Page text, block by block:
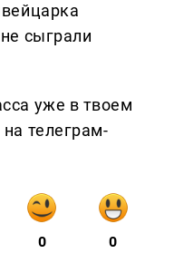
сыграли
уже в твоем
телеграм-
0 0